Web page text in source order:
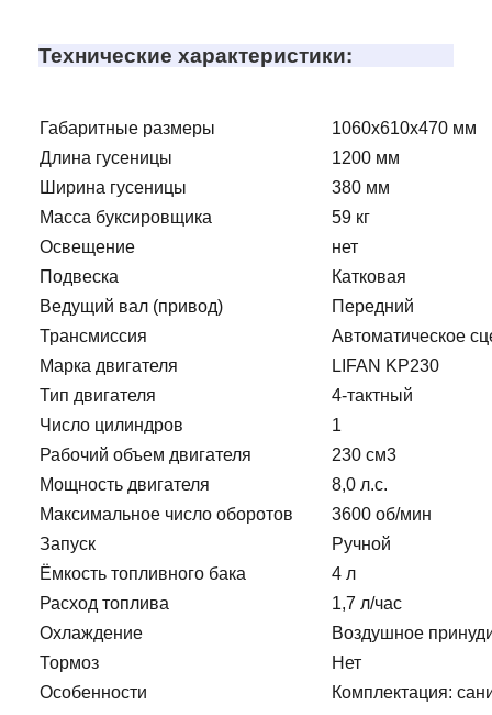
Технические характеристики:
Габаритные размеры
1060х610х470 мм
Длина гусеницы
1200 мм
Ширина гусеницы
380 мм
Масса буксировщика
59 кг
Освещение
нет
Подвеска
Катковая
Ведущий вал (привод)
Передний
Трансмиссия
Автоматическое
Марка двигателя
LIFAN KP230
Тип двигателя
4-тактный
Число цилиндров
1
Рабочий объем двигателя
230 см3
Мощность двигателя
8,0 л.с.
Максимальное число оборотов
3600 об/мин
Запуск
Ручной
Ёмкость топливного бака
4 л
Расход топлива
1,7 л/час
Охлаждение
Воздушное
Тормоз
Нет
Особенности
Комплектация: